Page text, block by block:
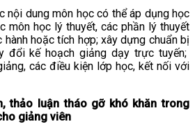
nội dung môn học có thể áp dụng học
môn học lý thuyết, các phần lý thuyết
hoặc tích hợp; xây dựng chuẩn bị
đổi kế hoạch giảng dạy trực tuyến;
các điều kiện lớp học, kết nối với
thảo luận tháo gỡ khó khăn trong
giảng viên